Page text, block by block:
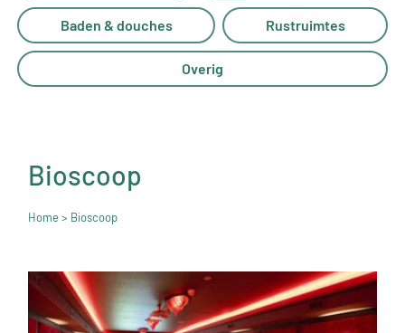
Baden & douches Rustruimtes
Overig
Bioscoop
Home> Bioscoop